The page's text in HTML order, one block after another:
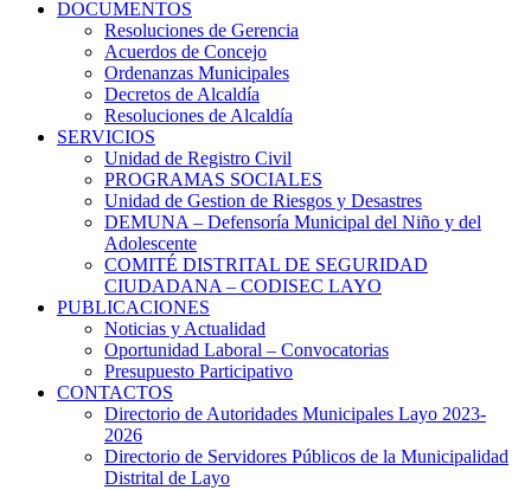
DOCUMENTOS
Resoluciones de Gerencia
Acuerdos de Concejo
Ordenanzas Municipales
Decretos de Alcaldía
Resoluciones de Alcaldía
SERVICIOS
Unidad de Registro Civil
PROGRAMAS SOCIALES
Unidad de Gestion de Riesgos y Desastres
DEMUNA – Defensoría Municipal del Niño y del
Adolescente
COMITÉ DISTRITAL DE SEGURIDAD
CIUDADANA – CODISEC LAYO
PUBLICACIONES
Noticias y Actualidad
Oportunidad Laboral – Convocatorias
Presupuesto Participativo
CONTACTOS
Directorio de Autoridades Municipales Layo 2023-
2026
Directorio de Servidores Públicos de la Municipalidad
Distrital de Layo